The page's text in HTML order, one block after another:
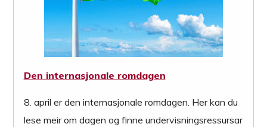
Den internasjonale romdagen
8. april er den internasjonale romdagen. Her kan du
lese meir om dagen og finne undervisningsressursar